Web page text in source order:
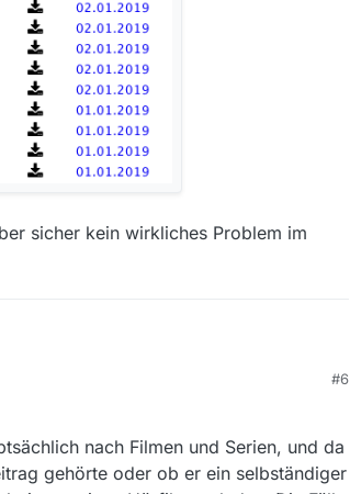
sicher kein wirkliches Problem im
ich gerne die neue Implementierung des
entsprechenden Folgen.
Anmerkungen dazu geben.
#6
nach Filmen und Serien, und da
gehörte oder ob er ein selbständiger